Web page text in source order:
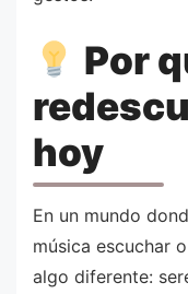
Por
hoy
En un mundo
música escuchar
algo diferente: